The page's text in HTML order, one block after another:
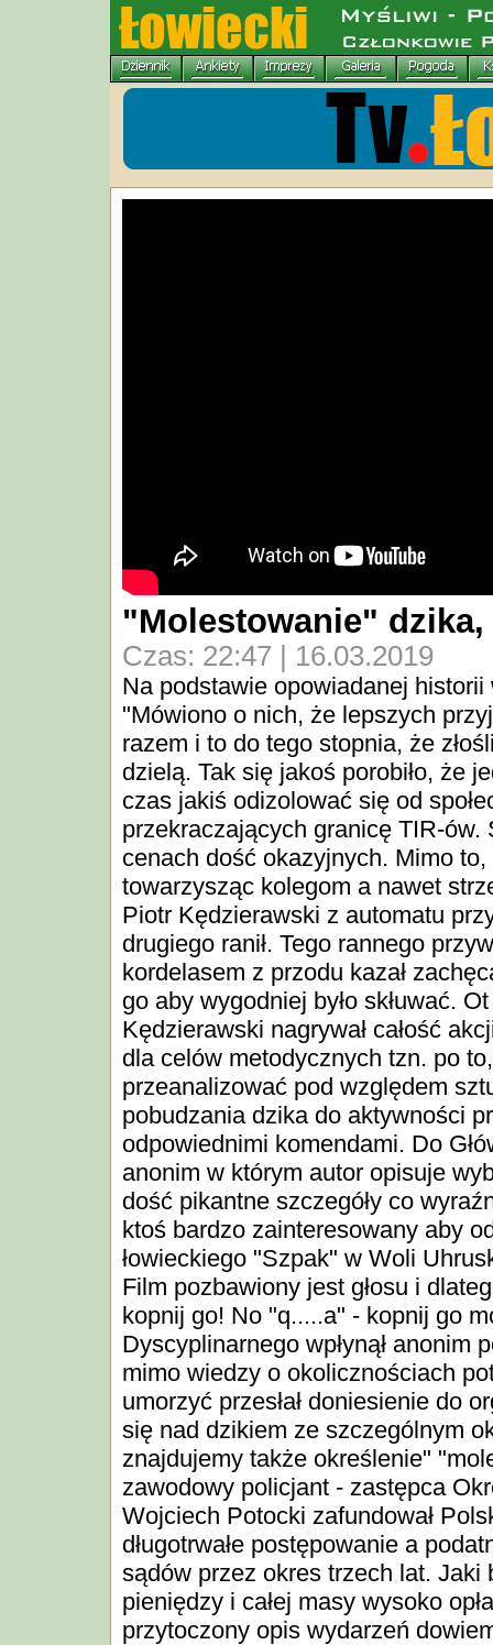
"Molestowanie" dzika,
Czas: 22:47 | 16.03.2019
Na podstawie opowiadanej
"Mówiono o nich, że lepszych
razem i to do tego stopnia, że
dzielą. Tak się jakoś porobiło, że
czas jakiś odizolować się od
przekraczających granicę TIR-ów.
cenach dość okazyjnych. Mimo
towarzysząc kolegom a nawet
Piotr Kędzierawski z automatu
drugiego ranił. Tego rannego
kordelasem z przodu kazał
go aby wygodniej było skłuwać.
Kędzierawski nagrywał całość
dla celów metodycznych tzn. po
przeanalizować pod względem
pobudzania dzika do aktywności
odpowiednimi komendami. Do
anonim w którym autor opisuje
dość pikantne szczegóły co
ktoś bardzo zainteresowany aby
łowieckiego "Szpak" w Woli
Film pozbawiony jest głosu i
kopnij go! No "q.....a" - kopnij go
Dyscyplinarnego wpłynął anonim
mimo wiedzy o okolicznościach
umorzyć przesłał doniesienie do
się nad dzikiem ze szczególnym
znajdujemy także określenie"
zawodowy policjant - zastępca
Wojciech Potocki zafundował
długotrwałe postępowanie a
sądów przez okres trzech lat. Jaki
pieniędzy i całej masy wysoko
przytoczony opis wydarzeń